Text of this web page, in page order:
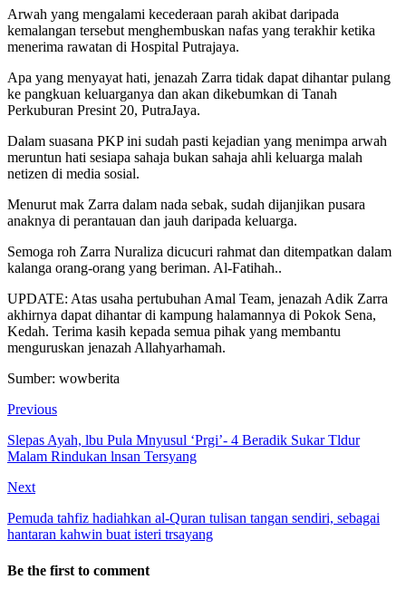
Arwah yang mengalami kecederaan parah akibat daripada
kemalangan tersebut menghembuskan nafas yang terakhir ketika
menerima rawatan di Hospital Putrajaya.
Apa yang menyayat hati, jenazah Zarra tidak dapat dihantar pulang
ke pangkuan keluarganya dan akan dikebumkan di Tanah
Perkuburan Presint 20, PutraJaya.
Dalam suasana PKP ini sudah pasti kejadian yang menimpa arwah
meruntun hati sesiapa sahaja bukan sahaja ahli keluarga malah
netizen di media sosial.
Menurut mak Zarra dalam nada sebak, sudah dijanjikan pusara
anaknya di perantauan dan jauh daripada keluarga.
Semoga roh Zarra Nuraliza dicucuri rahmat dan ditempatkan dalam
kalanga orang-orang yang beriman. Al-Fatihah..
UPDATE: Atas usaha pertubuhan Amal Team, jenazah Adik Zarra
akhirnya dapat dihantar di kampung halamannya di Pokok Sena,
Kedah. Terima kasih kepada semua pihak yang membantu
menguruskan jenazah Allahyarhamah.
Sumber: wowberita
Previous
Slepas Ayah, lbu Pula Mnyusul ‘Prgi’- 4 Beradik Sukar Tldur
Malam Rindukan lnsan Tersyang
Next
Pemuda tahfiz hadiahkan al-Quran tulisan tangan sendiri, sebagai
hantaran kahwin buat isteri trsayang
Be the first to comment